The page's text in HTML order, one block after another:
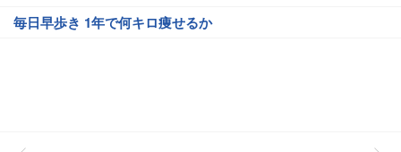
毎日早歩き 1年で何キロ痩せるか